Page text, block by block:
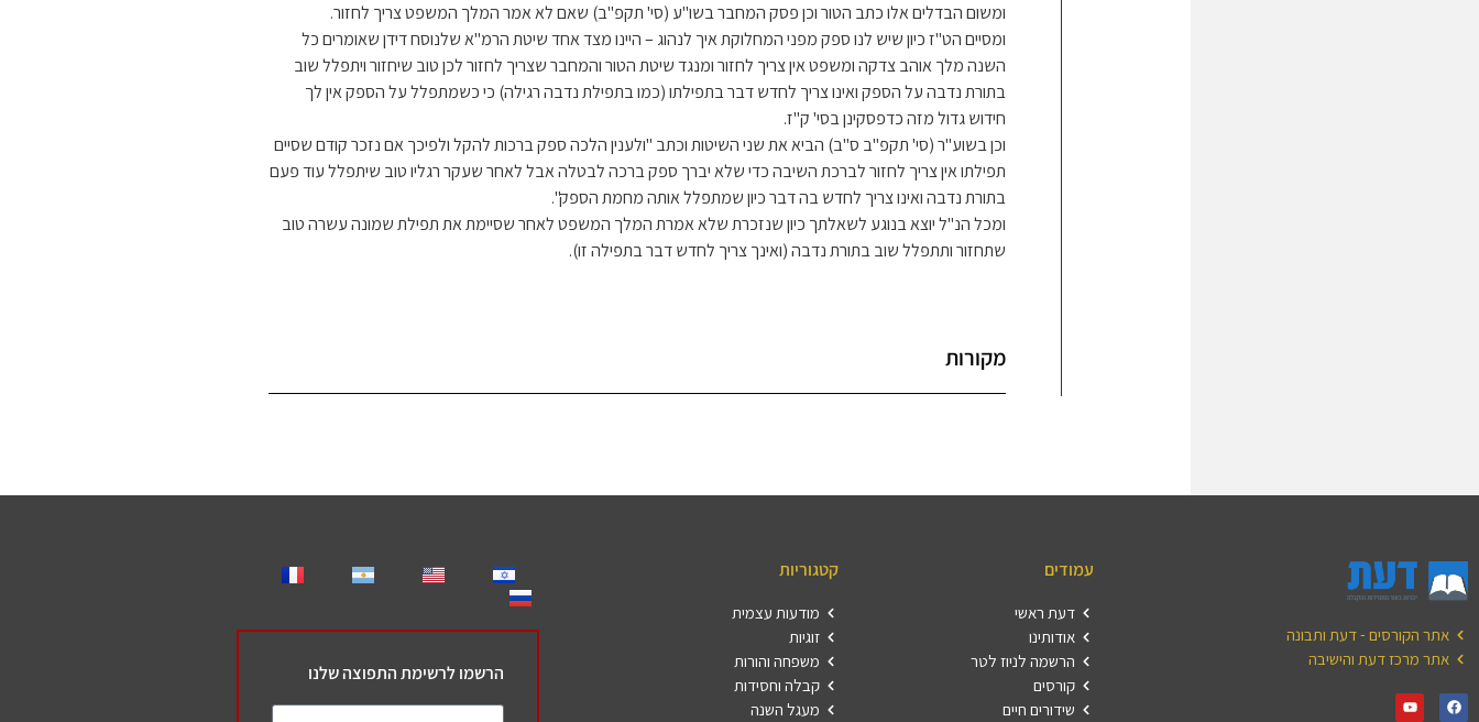
ומשום הבדלים אלו כתב הטור וכן פסק המחבר בשו"ע (סי' תקפ"ב) שאם לא אמר המלך המשפט צריך לחזור.
ומסיים הט"ז כיון שיש לנו ספק מפני המחלוקת איך לנהוג – היינו מצד אחד שיטת הרמ"א שלנוסח דידן שאומרים כל
השנה מלך אוהב צדקה ומשפט אין צריך לחזור ומנגד שיטת הטור והמחבר שצריך לחזור לכן טוב שיחזור ויתפלל שוב
בתורת נדבה על הספק ואינו צריך לחדש דבר בתפילתו (כמו בתפילת נדבה רגילה) כי כשמתפלל על הספק אין לך
חידוש גדול מזה כדפסקינן בסי' ק"ז.
וכן בשוע"ר (סי' תקפ"ב ס"ב) הביא את שני השיטות וכתב "ולענין הלכה ספק ברכות להקל ולפיכך אם נזכר קודם שסיים
תפילתו אין צריך לחזור לברכת השיבה כדי שלא יברך ספק ברכה לבטלה אבל לאחר שעקר רגליו טוב שיתפלל עוד פעם
בתורת נדבה ואינו צריך לחדש בה דבר כיון שמתפלל אותה מחמת הספק".
ומכל הנ"ל יוצא בנוגע לשאלתך כיון שנזכרת שלא אמרת המלך המשפט לאחר שסיימת את תפילת שמונה עשרה טוב
שתחזור ותתפלל שוב בתורת נדבה (ואינך צריך לחדש דבר בתפילה זו).
מקורות
אתר הקורסים - דעת ותבונה
אתר מרכז דעת והישיבה
עמודים
דעת ראשי
אודותינו
הרשמה לניוז לטר
קורסים
שידורים חיים
קטגוריות
מודעות עצמית
זוגיות
משפחה והורות
קבלה וחסידות
מעגל השנה
הרשמו לרשימת התפוצה שלנו